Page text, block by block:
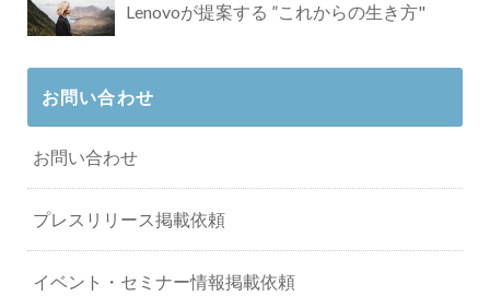
Lenovoが提案する ”これからの生き方"
お問い合わせ
お問い合わせ
プレスリリース掲載依頼
イベント・セミナー情報掲載依頼